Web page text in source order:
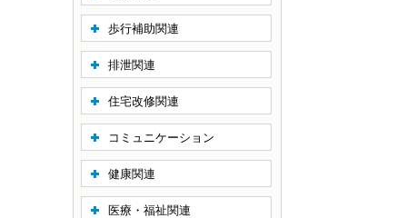
歩行補助関連
排泄関連
住宅改修関連
コミュニケーション
健康関連
医療・福祉関連